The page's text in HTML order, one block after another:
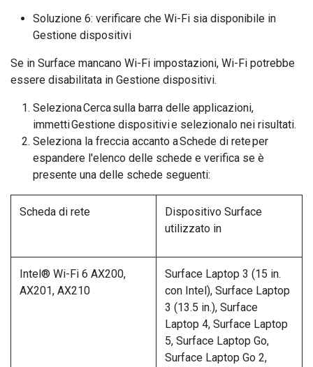
Soluzione 6: verificare che Wi-Fi sia disponibile in
Gestione dispositivi
Se in Surface mancano Wi-Fi impostazioni, Wi-Fi potrebbe
essere disabilitata in Gestione dispositivi.
Seleziona Cerca sulla barra delle applicazioni,
immetti Gestione dispositivi e selezionalo nei risultati.
Seleziona la freccia accanto a Schede di rete per
espandere l'elenco delle schede e verifica se è
presente una delle schede seguenti:
Scheda di rete
Dispositivo Surface
utilizzato in
Intel® Wi-Fi 6 AX200,
AX201, AX210
Surface Laptop 3 (15 in.
con Intel), Surface Laptop
3 (13.5 in.), Surface
Laptop 4, Surface Laptop
5, Surface Laptop Go,
Surface Laptop Go 2,